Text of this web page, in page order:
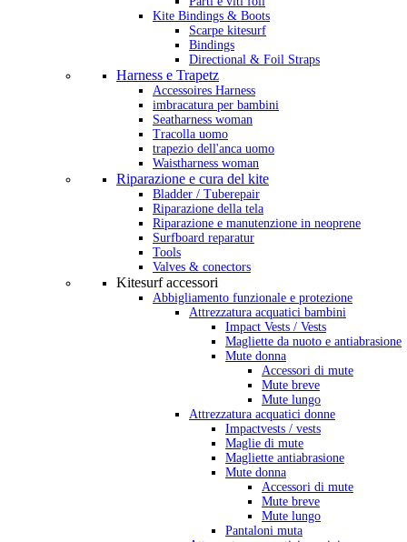
Kite Bindings & Boots
Scarpe kitesurf
Bindings
Directional & Foil Straps
Harness e Trapetz
Accessoires Harness
imbracatura per bambini
Seatharness woman
Tracolla uomo
trapezio dell'anca uomo
Waistharness woman
Riparazione e cura del kite
Bladder / Tuberepair
Riparazione della tela
Riparazione e manutenzione in neoprene
Surfboard reparatur
Tools
Valves & conectors
Kitesurf accessori
Abbigliamento funzionale e protezione
Attrezzatura acquatici bambini
Impact Vests / Vests
Magliette da nuoto e antiabrasione
Mute donna
Accessori di mute
Mute breve
Mute lungo
Attrezzatura acquatici donne
Impactvests / vests
Maglie di mute
Magliette antiabrasione
Mute donna
Accessori di mute
Mute breve
Mute lungo
Pantaloni muta